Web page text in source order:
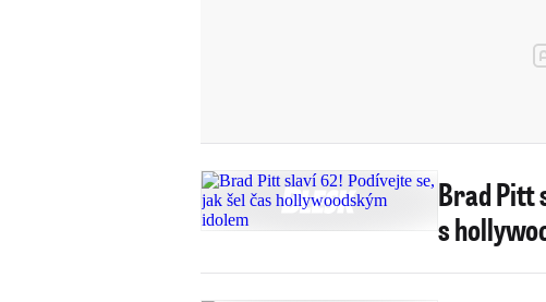
Brad Pitt
s